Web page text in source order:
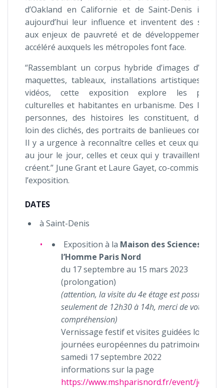
d’Oakland en Californie et de Saint-Denis
aujourd’hui leur influence et inventent des
aux enjeux de pauvreté et de développement
accéléré auxquels les métropoles font face.
“Rassemblant un corpus hybride d’images
maquettes, tableaux, installations artistiques,
vidéos, cette exposition explore les
culturelles et habitantes en urbanisme. Des lieux,
personnes, des histoires les constituent,
loin des clichés, des portraits de banlieues
Il y a urgence à reconnaître celles et ceux qui y
au jour le jour, celles et ceux qui y travaillent et
créent.” June Grant et Laure Gayet, co-commissaires
l’exposition.
DATES
à Saint-Denis
Exposition à la Maison des Sciences de
l’Homme Paris Nord
du 17 septembre au 15 mars 2023
(prolongation)
(attention, la visite du 4e étage est possible
seulement de 12h30 à 14h, merci de votre
compréhension)
Vernissage festif et visites guidées lors des
journées européennes du patrimoine, le
samedi 17 septembre 2022
informations sur la page
https://www.mshparisnord.fr/event/